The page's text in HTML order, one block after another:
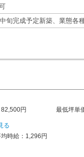
旬完成予定新築、業態各
円 最低坪単
る
時給：1,296円